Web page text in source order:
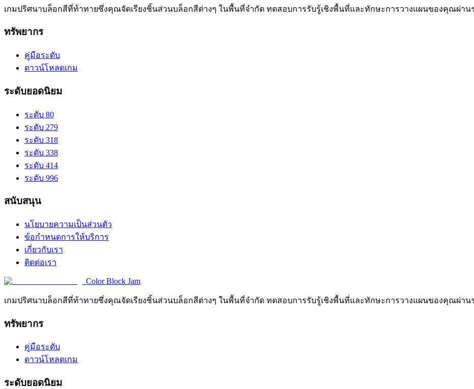
เกมปริศนาบล็อกสีที่ท้าทายซึ่งคุณจัดเรียงชิ้นส่วนบล็อกสีต่างๆ ในพื้นที่จำกัด ทดสอบการรับรู้เชิงพื้นที่และทักษะการวางแผนของคุณผ่านร
ทรัพยากร
คู่มือระดับ
ดาวน์โหลดเกม
ระดับยอดนิยม
ระดับ 80
ระดับ 279
ระดับ 318
ระดับ 338
ระดับ 414
ระดับ 996
สนับสนุน
นโยบายความเป็นส่วนตัว
ข้อกำหนดการให้บริการ
เกี่ยวกับเรา
ติดต่อเรา
Color Block Jam
เกมปริศนาบล็อกสีที่ท้าทายซึ่งคุณจัดเรียงชิ้นส่วนบล็อกสีต่างๆ ในพื้นที่จำกัด ทดสอบการรับรู้เชิงพื้นที่และทักษะการวางแผนของคุณผ่านร
ทรัพยากร
คู่มือระดับ
ดาวน์โหลดเกม
ระดับยอดนิยม